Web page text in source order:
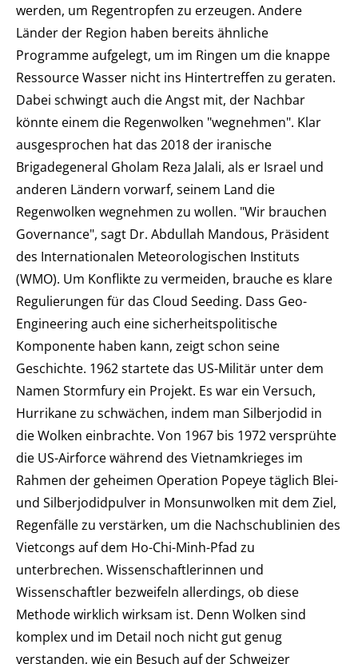
werden, um Regentropfen zu erzeugen. Andere
Länder der Region haben bereits ähnliche
Programme aufgelegt, um im Ringen um die knappe
Ressource Wasser nicht ins Hintertreffen zu geraten.
Dabei schwingt auch die Angst mit, der Nachbar
könnte einem die Regenwolken "wegnehmen". Klar
ausgesprochen hat das 2018 der iranische
Brigadegeneral Gholam Reza Jalali, als er Israel und
anderen Ländern vorwarf, seinem Land die
Regenwolken wegnehmen zu wollen. "Wir brauchen
Governance", sagt Dr. Abdullah Mandous, Präsident
des Internationalen Meteorologischen Instituts
(WMO). Um Konflikte zu vermeiden, brauche es klare
Regulierungen für das Cloud Seeding. Dass Geo-
Engineering auch eine sicherheitspolitische
Komponente haben kann, zeigt schon seine
Geschichte. 1962 startete das US-Militär unter dem
Namen Stormfury ein Projekt. Es war ein Versuch,
Hurrikane zu schwächen, indem man Silberjodid in
die Wolken einbrachte. Von 1967 bis 1972 versprühte
die US-Airforce während des Vietnamkrieges im
Rahmen der geheimen Operation Popeye täglich Blei-
und Silberjodidpulver in Monsunwolken mit dem Ziel,
Regenfälle zu verstärken, um die Nachschublinien des
Vietcongs auf dem Ho-Chi-Minh-Pfad zu
unterbrechen. Wissenschaftlerinnen und
Wissenschaftler bezweifeln allerdings, ob diese
Methode wirklich wirksam ist. Denn Wolken sind
komplex und im Detail noch nicht gut genug
verstanden, wie ein Besuch auf der Schweizer